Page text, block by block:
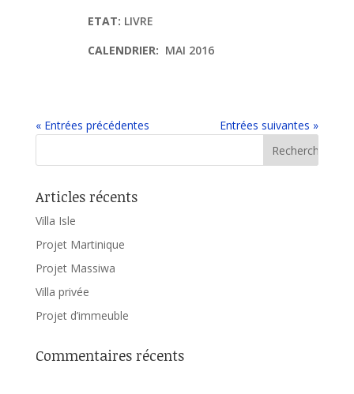
ETAT: LIVRE
CALENDRIER: MAI 2016
« Entrées précédentes Entrées suivantes »
Articles récents
Villa Isle
Projet Martinique
Projet Massiwa
Villa privée
Projet d’immeuble
Commentaires récents